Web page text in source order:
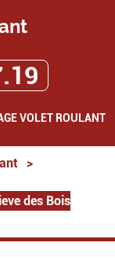
VOLET ROULANT
>
des Bois